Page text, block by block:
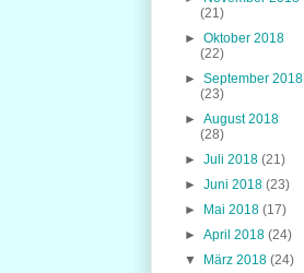
(21)
►Oktober 2018
(22)
►September 2018
(23)
►August 2018
(28)
►Juli 2018(21)
►Juni 2018(23)
►
Mai 2018(17)
►April 2018(24)
▼
März 2018(24)